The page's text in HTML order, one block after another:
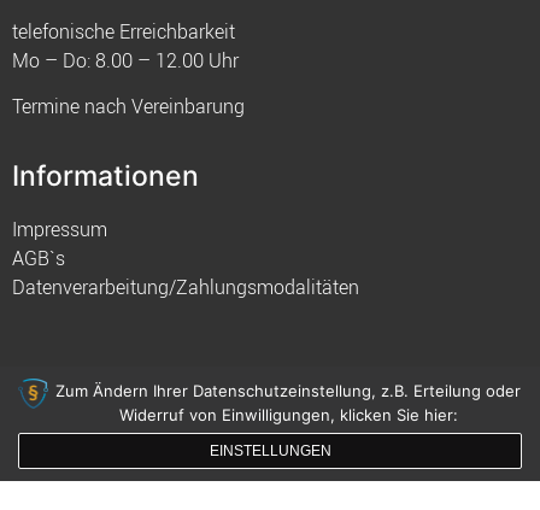
telefonische Erreichbarkeit
Mo – Do: 8.00 – 12.00 Uhr
Termine nach Vereinbarung
Informationen
Impressum
AGB`s
Datenverarbeitung/Zahlungsmodalitäten
© 2021 FIM
gemacht mit von innDesign
Zum Ändern Ihrer Datenschutzeinstellung, z.B. Erteilung oder
Widerruf von Einwilligungen, klicken Sie hier:
EINSTELLUNGEN